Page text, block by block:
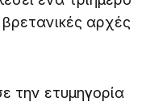
αρχές
την ετυμηγορία